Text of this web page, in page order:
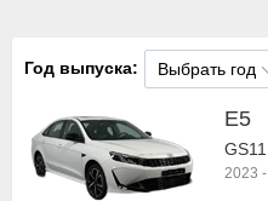
Год выпуска: Выбрать год
E5
GS11
2023 -